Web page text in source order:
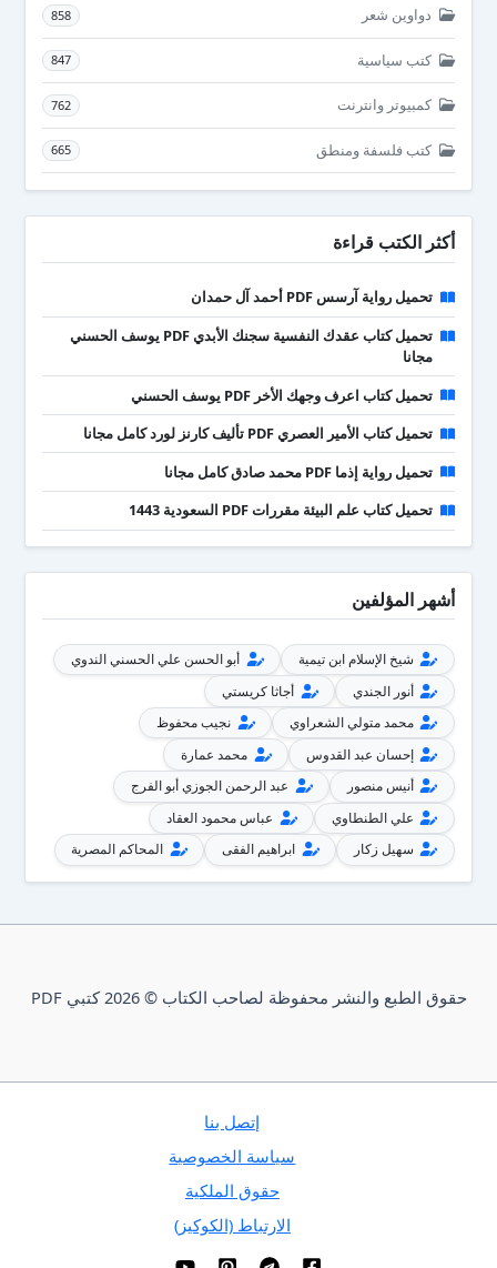
دواوين شعر 858
كتب سياسية 847
كمبيوتر وانترنت 762
كتب فلسفة ومنطق 665
أكثر الكتب قراءة
تحميل رواية آرسس PDF أحمد آل حمدان
تحميل كتاب عقدك النفسية سجنك الأبدي PDF يوسف الحسني
مجانا
تحميل كتاب اعرف وجهك الأخر PDF يوسف الحسني
تحميل كتاب الأمير العصري PDF تأليف كارنز لورد كامل مجانا
تحميل رواية إذما PDF محمد صادق كامل مجانا
تحميل كتاب علم البيئة مقررات PDF السعودية 1443
أشهر المؤلفين
شيخ الإسلام ابن تيمية
أبو الحسن علي الحسني الندوي
أنور الجندي
أجاثا كريستي
محمد متولي الشعراوي
نجيب محفوظ
إحسان عبد القدوس
محمد عمارة
أنيس منصور
عبد الرحمن الجوزي أبو الفرج
علي الطنطاوي
عباس محمود العقاد
سهيل زكار
ابراهيم الفقى المحاكم المصرية
حقوق الطبع والنشر محفوظة لصاحب الكتاب © 2026 كتبي PDF
إتصل بنا
سياسة الخصوصية
حقوق الملكية
الارتباط (الكوكيز)